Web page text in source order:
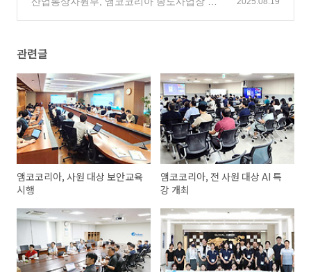
관련글
앰코코리아, 사원 대상 보안교육
시행
앰코코리아, 전 사원 대상 AI 특
강 개최